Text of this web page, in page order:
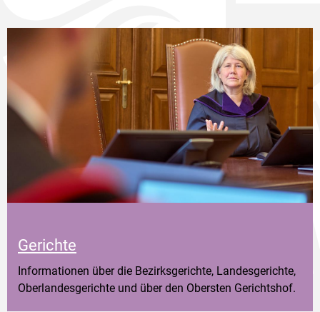
Gerichte
Informationen über die Bezirksgerichte, Landesgerichte,
Oberlandesgerichte und über den Obersten Gerichtshof.